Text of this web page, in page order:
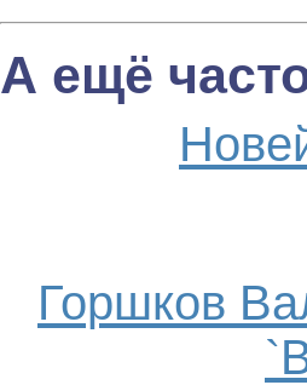
А ещё
Горшков